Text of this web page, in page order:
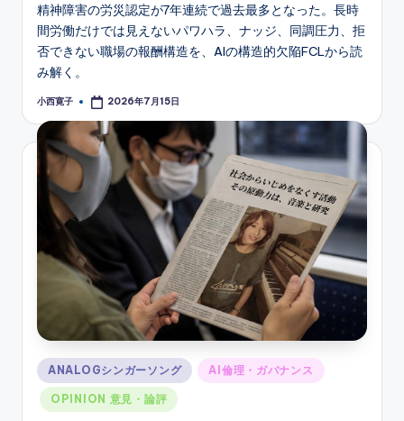
精神障害の労災認定が7年連続で過去最多となった。長時
間労働だけでは見えないパワハラ、ナッジ、同調圧力、拒
否できない職場の報酬構造を、AIの構造的欠陥FCLから読
み解く。
Posted
小西寛子 2026年7月15日
Posted
in
ANALOGシンガーソング AI倫理・ガバナンス
OPINION 意見・論評